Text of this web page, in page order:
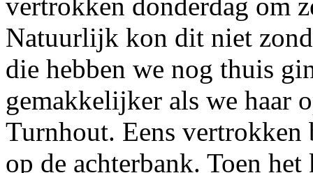
Natuurlijk kon dit niet
die hebben we nog thuis
gemakkelijker als we haar
Turnhout. Eens vertrokken
op de achterbank. Toen